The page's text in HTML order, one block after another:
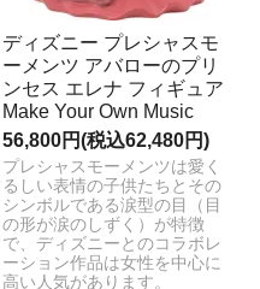
ディズニー プレシャスモ
ーメンツ アバローのプリ
ンセス エレナ フィギュア
Make Your Own Music
56,800円(税込62,480円)
プレシャスモーメンツは愛く
るしい表情の子供たちとその
シンボルである涙型の目（目
の形が涙のしずく）が特徴
で、ディズニーとのコラボレ
ーション作品は女性を中心に
高い人気があります。